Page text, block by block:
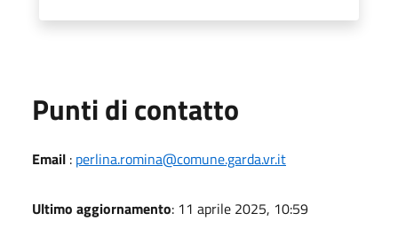
Punti di contatto
Email : perlina.romina@comune.garda.vr.it
Ultimo aggiornamento: 11 aprile 2025, 10:59